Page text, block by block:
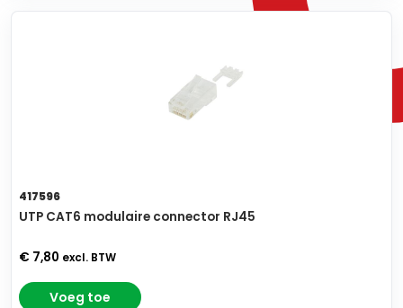
417596
UTP CAT6 modulaire connector RJ45
€ 7,80 excl. BTW
Voeg toe